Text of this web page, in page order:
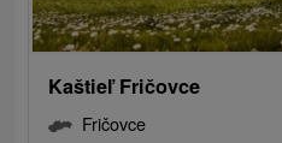
Kaštieľ Fričovce
Fričovce